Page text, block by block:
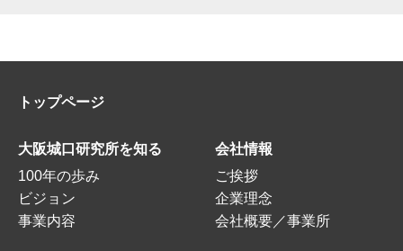
トップページ
大阪城口研究所を知る
100年の歩み
ビジョン
事業内容
会社情報
ご挨拶
企業理念
会社概要／事業所